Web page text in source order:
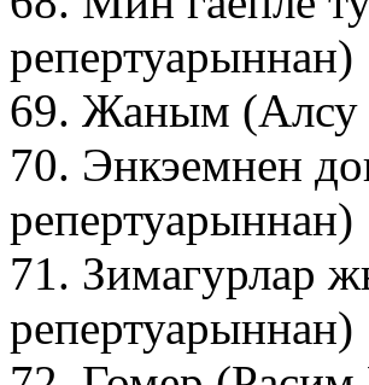
репертуарыннан)
69. Жаным (Алсу
70. Энкэемнен
репертуарыннан)
71. Зимагурлар
репертуарыннан)